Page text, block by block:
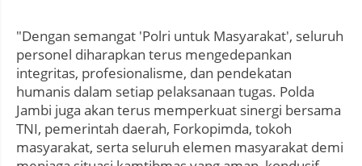
"Dengan semangat 'Polri untuk Masyarakat', seluruh
personel diharapkan terus mengedepankan
integritas, profesionalisme, dan pendekatan
humanis dalam setiap pelaksanaan tugas. Polda
Jambi juga akan terus memperkuat sinergi bersama
TNI, pemerintah daerah, Forkopimda, tokoh
masyarakat, serta seluruh elemen masyarakat demi